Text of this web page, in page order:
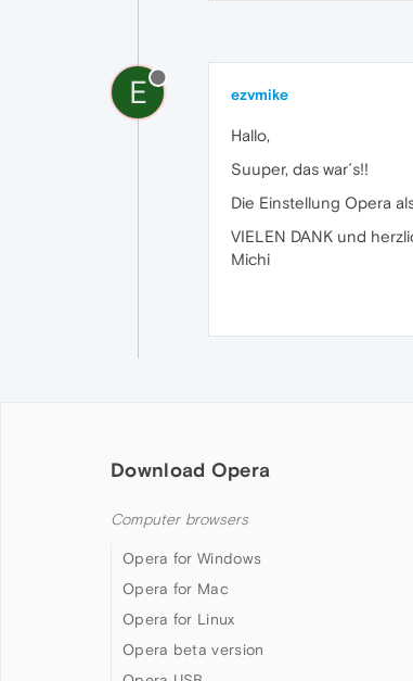
E ezvmike
Hallo,
Suuper, das war´s!!
Die Einstellung Opera
VIELEN DANK und
Michi
Download Opera
Computer browsers
Opera for Windows
Opera for Mac
Opera for Linux
Opera beta version